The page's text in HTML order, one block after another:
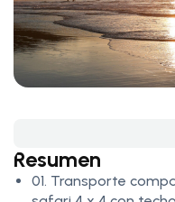
Resumen
01. Transporte